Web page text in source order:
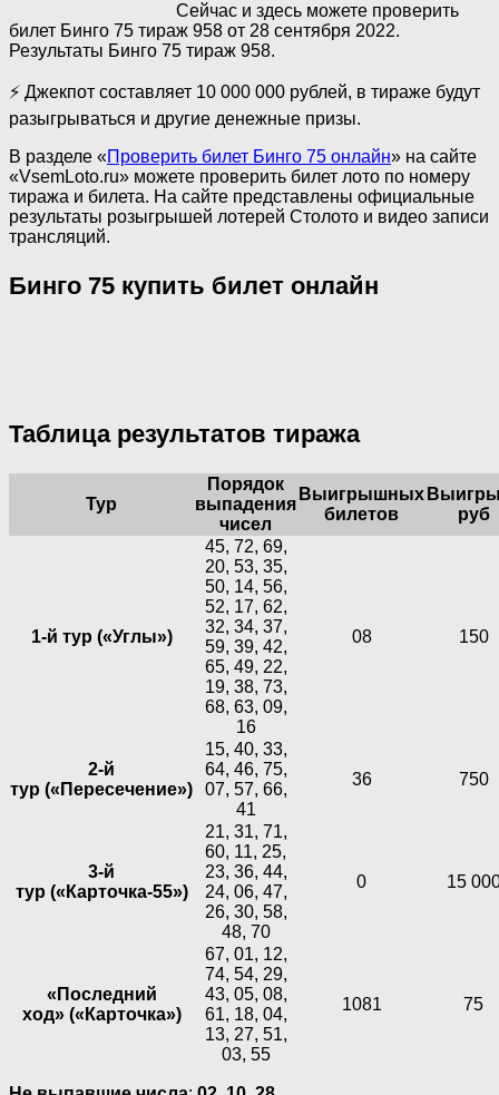
Сейчас и здесь можете проверить
билет Бинго 75 тираж 958 от 28 сентября 2022.
Результаты Бинго 75 тираж 958.
⚡ Джекпот составляет 10 000 000 рублей, в тираже будут
разыгрываться и другие денежные призы.
В разделе «Проверить билет Бинго 75 онлайн» на сайте
«VsemLoto.ru» можете проверить билет лото по номеру
тиража и билета. На сайте представлены официальные
результаты розыгрышей лотерей Столото и видео записи
трансляций.
Бинго 75 купить билет онлайн
Таблица результатов тиража
Тур
Порядок
выпадения
чисел
Выигрышных
билетов
руб
1-й тур («Углы»)
45, 72, 69,
20, 53, 35,
50, 14, 56,
52, 17, 62,
32, 34, 37,
59, 39, 42,
65, 49, 22,
19, 38, 73,
68, 63, 09,
16
08 150
2-й
тур («Пересечение»)
15, 40, 33,
64, 46, 75,
07, 57, 66,
41
36 750
3-й
тур («Карточка-55»)
21, 31, 71,
60, 11, 25,
23, 36, 44,
24, 06, 47,
26, 30, 58,
48, 70
0 15
«Последний
ход» («Карточка»)
67, 01, 12,
74, 54, 29,
43, 05, 08,
61, 18, 04,
13, 27, 51,
03, 55
1081 75